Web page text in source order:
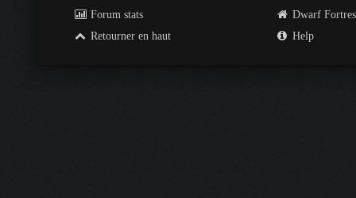
Forum stats
Retourner en haut
Dwarf
Help